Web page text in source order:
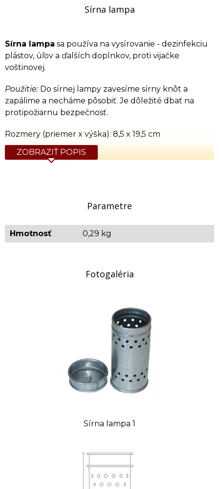
Sírna lampa
Sírna lampa sa používa na vysírovanie - dezinfekciu
plástov, úľov a ďalších doplnkov, proti vijačke
voštinovej.
Použitie:Do sírnej lampy zavesíme sírny knôt a
zapálime a necháme pôsobiť. Je dôležité dbať na
protipožiarnu bezpečnosť.
Rozmery (priemer x výška): 8,5 x 19,5 cm
ZOBRAZIŤ POPIS
Parametre
Hmotnosť 0,29 kg
Fotogaléria
Sírna lampa 1